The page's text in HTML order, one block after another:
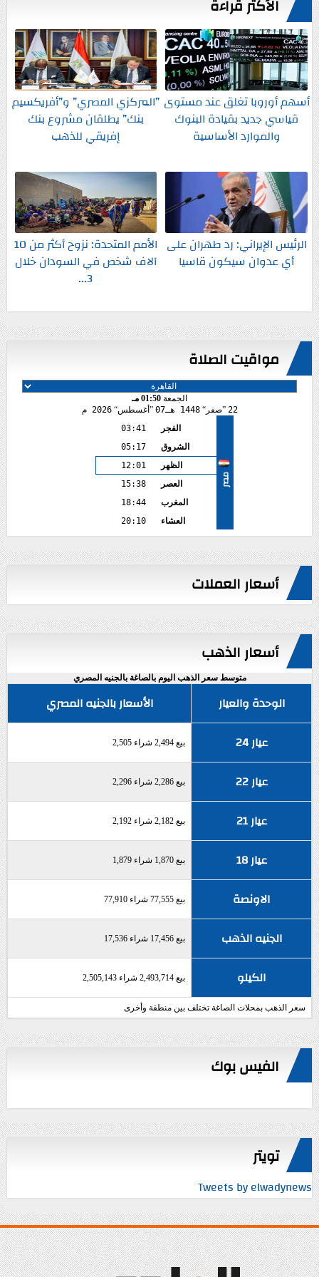
الأكثر قراءةً
أسهم أوروبا تغلق عند مستوى
قياسي جديد بقيادة البنوك
والموارد الأساسية
”المركزي المصري” و”أفريكسيم
بنك” يطلقان مشروع بنك
إفريقي للذهب
الرئيس الإيراني: رد طهران على
أي عدوان سيكون قاسيا
الأمم المتحدة: نزوح أكثر من 10
آلاف شخص في السودان خلال
3...
مواقيت الصلاة
الجمعة 01:50 مـ
22
صفر 1448 هـ 07 أغسطس 2026 م
مصر
الفجر
03:41
الشروق
05:17
الظهر
12:01
العصر
15:38
المغرب
18:44
العشاء
20:10
أسعار العملات
أسعار الذهب
متوسط سعر الذهب اليوم بالصاغة بالجنيه المصري
الوحدة والعيار
الأسعار بالجنيه المصري
عيار 24
بيع 2,494 شراء 2,505
عيار 22 بيع 2,286 شراء 2,296
عيار 21 بيع 2,182 شراء 2,192
عيار 18 بيع 1,870 شراء 1,879
الاونصة بيع 77,555 شراء 77,910
الجنيه الذهب بيع 17,456 شراء 17,536
الكيلو بيع 2,493,714 شراء 2,505,143
سعر الذهب بمحلات الصاغة تختلف بين منطقة وأخرى
الفيس بوك
تويتر
Tweets by elwadynews